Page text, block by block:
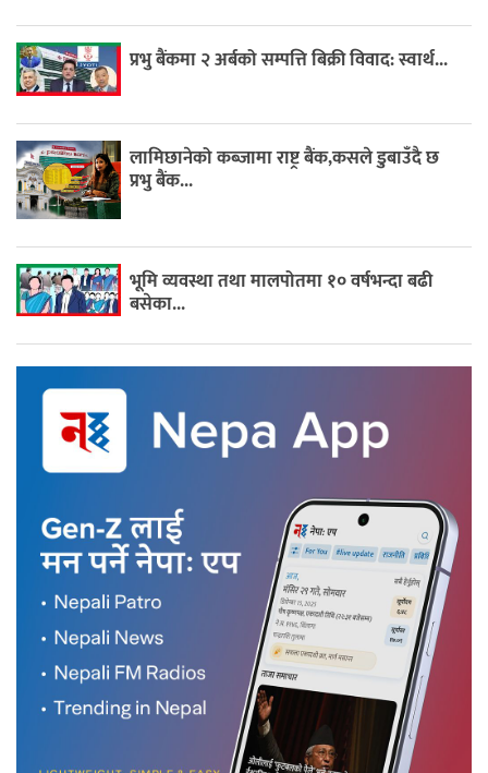
प्रभु बैंकमा २ अर्बको सम्पत्ति बिक्री विवाद: स्वार्थ...
लामिछानेको कब्जामा राष्ट्र बैंक,कसले डुबाउँदै छ
प्रभु बैंक...
भूमि व्यवस्था तथा मालपोतमा १० वर्षभन्दा बढी
बसेका...